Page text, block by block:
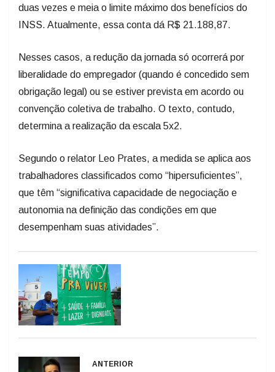
duas vezes e meia o limite máximo dos benefícios do
INSS. Atualmente, essa conta dá R$ 21.188,87.
Nesses casos, a redução da jornada só ocorrerá por
liberalidade do empregador (quando é concedido sem
obrigação legal) ou se estiver prevista em acordo ou
convenção coletiva de trabalho. O texto, contudo,
determina a realização da escala 5x2.
Segundo o relator Leo Prates, a medida se aplica aos
trabalhadores classificados como “hipersuficientes”,
que têm “significativa capacidade de negociação e
autonomia na definição das condições em que
desempenham suas atividades”.
ANTERIOR